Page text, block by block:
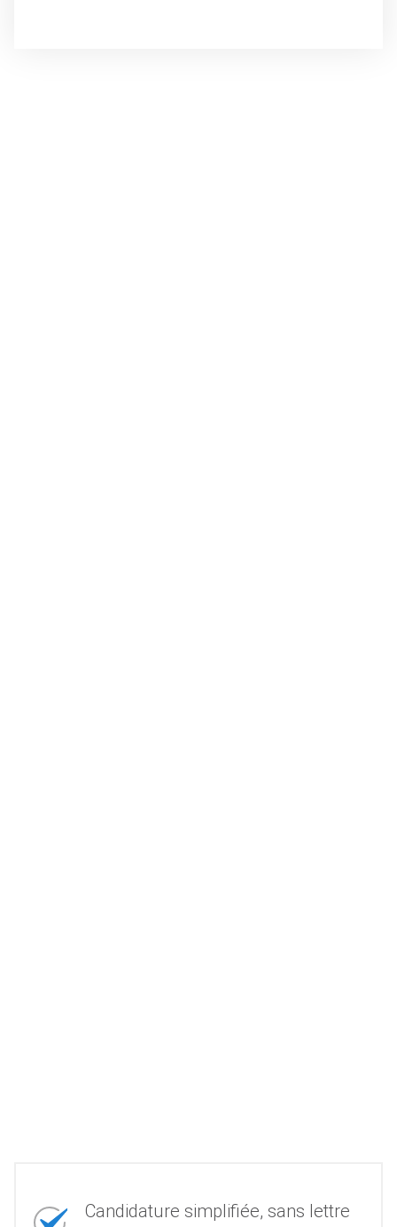
Candidature simplifiée, sans lettre